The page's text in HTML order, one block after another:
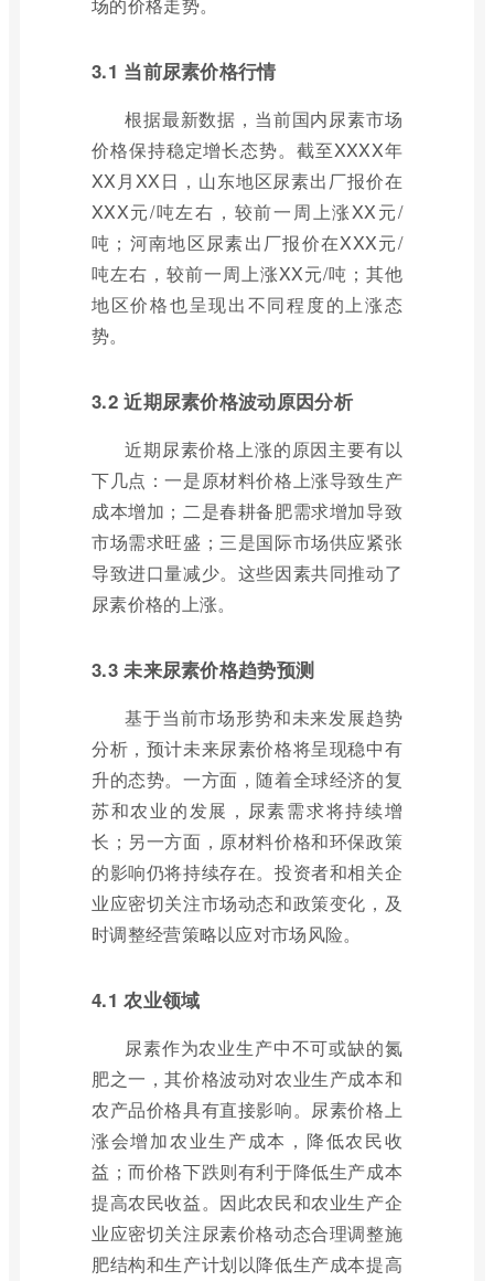
场的价格走势。
3.1 当前尿素价格行情
根据最新数据，当前国内尿素市场
价格保持稳定增长态势。截至XXXX年
XX月XX日，山东地区尿素出厂报价在
XXX元/吨左右，较前一周上涨XX元/
吨；河南地区尿素出厂报价在XXX元/
吨左右，较前一周上涨XX元/吨；其他
地区价格也呈现出不同程度的上涨态
势。
3.2 近期尿素价格波动原因分析
近期尿素价格上涨的原因主要有以
下几点：一是原材料价格上涨导致生产
成本增加；二是春耕备肥需求增加导致
市场需求旺盛；三是国际市场供应紧张
导致进口量减少。这些因素共同推动了
尿素价格的上涨。
3.3 未来尿素价格趋势预测
基于当前市场形势和未来发展趋势
分析，预计未来尿素价格将呈现稳中有
升的态势。一方面，随着全球经济的复
苏和农业的发展，尿素需求将持续增
长；另一方面，原材料价格和环保政策
的影响仍将持续存在。投资者和相关企
业应密切关注市场动态和政策变化，及
时调整经营策略以应对市场风险。
4.1 农业领域
尿素作为农业生产中不可或缺的氮
肥之一，其价格波动对农业生产成本和
农产品价格具有直接影响。尿素价格上
涨会增加农业生产成本，降低农民收
益；而价格下跌则有利于降低生产成本
提高农民收益。因此农民和农业生产企
业应密切关注尿素价格动态合理调整施
肥结构和生产计划以降低生产成本提高